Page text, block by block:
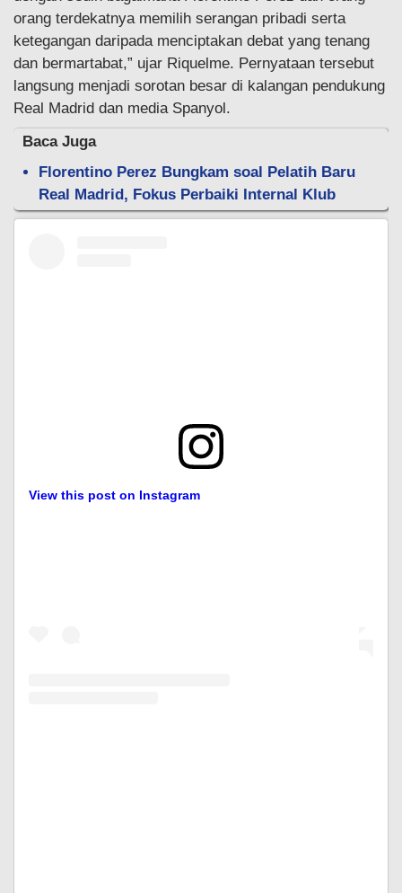
orang terdekatnya memilih serangan pribadi serta
ketegangan daripada menciptakan debat yang tenang
dan bermartabat,” ujar Riquelme. Pernyataan tersebut
langsung menjadi sorotan besar di kalangan pendukung
Real Madrid dan media Spanyol.
Baca Juga
Florentino Perez Bungkam soal Pelatih Baru
Real Madrid, Fokus Perbaiki Internal Klub
View this post on Instagram